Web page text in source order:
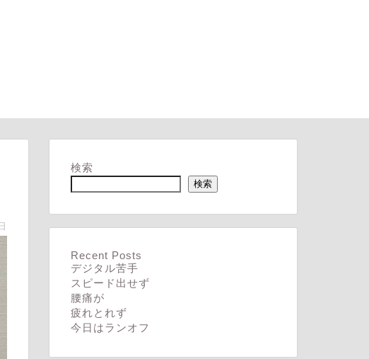
検索
検索
Recent Posts
デジタル苦手
スピード出せず
腰痛が
疲れとれず
今日はランオフ